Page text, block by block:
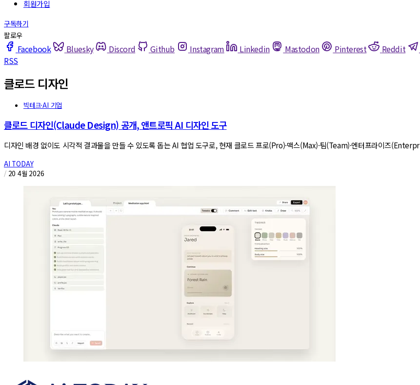
Facebook Bluesky Discord Github Instagram Linkedin Mastodon Pinterest Reddit
RSS
클로드 디자인
빅테크·AI 기업
클로드 디자인(Claude Design) 공개, 앤트로픽 AI 디자인 도구
디자인 배경 없이도 시각적 결과물을 만들 수 있도록 돕는 AI 협업 도구로, 현재 클로드 프로(Pro)·맥스(Max)·팀(Team)·엔터프라이즈
AI TODAY
/ 20 4월 2026